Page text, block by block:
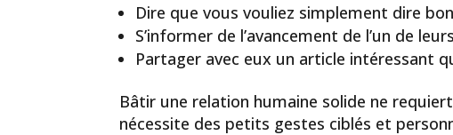
Dire que vous vouliez simplement dire
S’informer de l’avancement de l’un de
Partager avec eux un article intéressant
Bâtir une relation humaine solide ne
nécessite des petits gestes ciblés et